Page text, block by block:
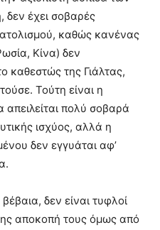
έχει σοβαρές
καθώς κανένας
Κίνα) δεν
καθεστώς της Γιάλτας,
Τούτη είναι η
πολύ σοβαρά
ισχύος, αλλά η
δεν εγγυάται αφ’
δεν είναι τυφλοί
αποκοπή τους όμως από